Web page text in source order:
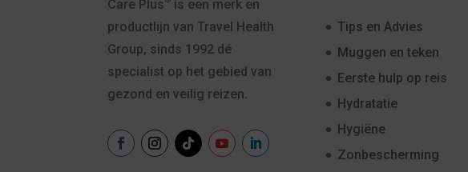
Care Plus
is een merk en
productlijn van Travel Health
Group, sinds 1992 dé
specialist op het gebied van
gezond en veilig reizen.
Tips en Advies
Muggen en teken
Eerste hulp op reis
Hydratatie
Hygiëne
Zonbescherming